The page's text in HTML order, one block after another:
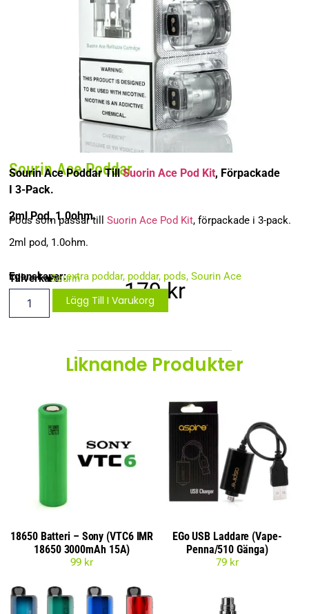
Sourin Ace Poddar
Sourin Ace Poddar TillSuorin Ace Pod Kit, Förpackade
I 3-Pack.
2ml Pod, 1.0ohm.
Pods som passar tillSuorin Ace Pod Kit, förpackade i 3-pack.
2ml pod, 1.0ohm.
Egenskaper:extra poddar, poddar, pods,Sourin Ace
Tillverkare:Sourin 179kr
Lägg Till I Varukorg
Liknande Produkter
18650 Batteri – Sony (VTC6 IMR
18650 3000mAh 15A)
99 kr
EGo USB Laddare (Vape-
Penna/510 Gänga)
79 kr